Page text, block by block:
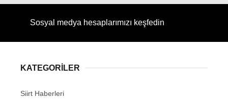
Sosyal medya hesaplarımızı keşfedin
KATEGORİLER
Siirt Haberleri